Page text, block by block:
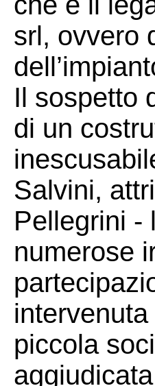
srl, ovvero
Il sospetto
di un
Salvini,
Pellegrini -
numerose
piccola